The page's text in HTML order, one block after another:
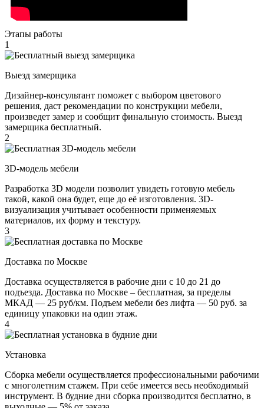
Этапы работы
1
Выезд замерщика
Дизайнер-консультант поможет с выбором цветового
решения, даст рекомендации по конструкции мебели,
произведет замер и сообщит финальную стоимость. Выезд
замерщика бесплатный.
2
3D-модель мебели
Разработка 3D модели позволит увидеть готовую мебель
такой, какой она будет, еще до её изготовления. 3D-
визуализация учитывает особенности применяемых
материалов, их форму и текстуру.
3
Доставка по Москве
Доставка осуществляется в рабочие дни с 10 до 21 до
подъезда. Доставка по Москве – бесплатная, за пределы
МКАД — 25 руб/км. Подъем мебели без лифта — 50 руб. за
единицу упаковки на один этаж.
4
Установка
Сборка мебели осуществляется профессиональными рабочими
с многолетним стажем. При себе имеется весь необходимый
инструмент. В будние дни сборка производится бесплатно, в